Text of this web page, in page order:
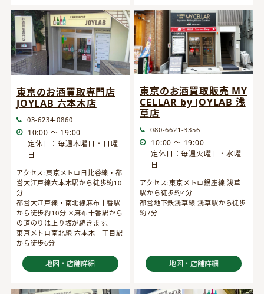
東京のお酒買取専門店
JOYLAB 六本木店
03-6234-0860
10:00 ～ 19:00
定休日：毎週木曜日・日曜
日
アクセス:東京メトロ日比谷線・都
営大江戸線六本木駅から徒歩約10
分
都営大江戸線・南北線麻布十番駅
から徒歩約10分 ※麻布十番駅から
の道のりは上り坂が続きます。
東京メトロ南北線 六本木一丁目駅
から徒歩6分
地図・店舗詳細
東京のお酒買取販売 MY
CELLAR by JOYLAB 浅
草店
080-6621-3356
10:00 ～ 19:00
定休日：毎週火曜日・水曜
日
アクセス:東京メトロ銀座線 浅草
駅から徒歩約4分
都営地下鉄浅草線 浅草駅から徒歩
約7分
地図・店舗詳細